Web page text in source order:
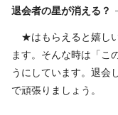
退会者の星が消える？
★はもらえると嬉し
ます。そんな時は「こ
うにしています。退会
で頑張りましょう。